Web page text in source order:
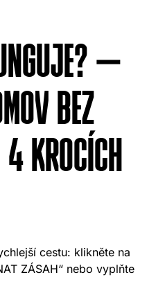
–
BEZ
KROCÍCH
cestu: klikněte na
ZÁSAH“ nebo vyplňte